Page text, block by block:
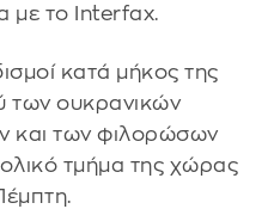
με το Interfax.
κατά μήκος της
των ουκρανικών
και των φιλορώσων
τμήμα της χώρας